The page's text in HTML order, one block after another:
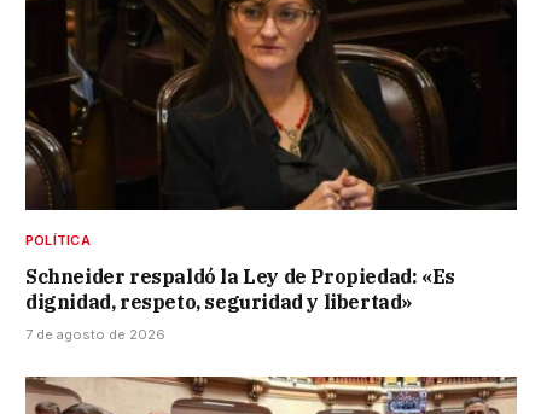
POLÍTICA
Schneider respaldó la Ley de Propiedad: «Es
dignidad, respeto, seguridad y libertad»
7 de agosto de 2026